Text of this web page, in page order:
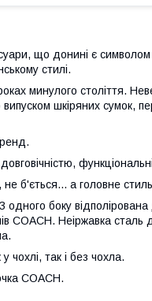
що донині є символом
стилі.
минулого століття.
шкіряних сумок,
б'ється... а головне
одного боку
COACH. Неіржавка
чохлі, так і без чохла.
COACH.